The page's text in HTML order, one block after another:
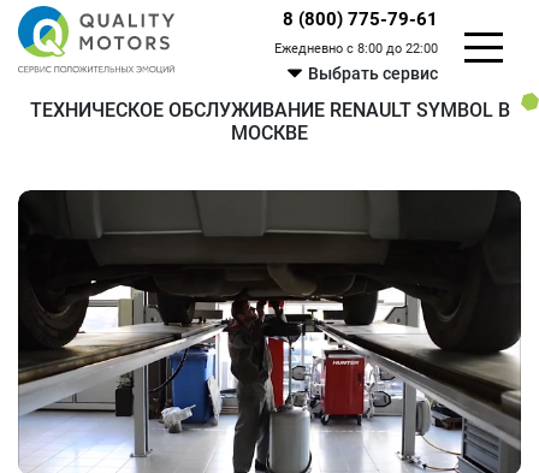
8 (800) 775-79-61
Ежедневно с 8:00 до 22:00
Выбрать сервис
ТЕХНИЧЕСКОЕ ОБСЛУЖИВАНИЕ RENAULT SYMBOL В
МОСКВЕ